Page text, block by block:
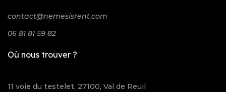
contact@nemesisrent.com
06 81 81 59 82
Où nous trouver ?
11 voie du testelet, 27100, Val de Reuil